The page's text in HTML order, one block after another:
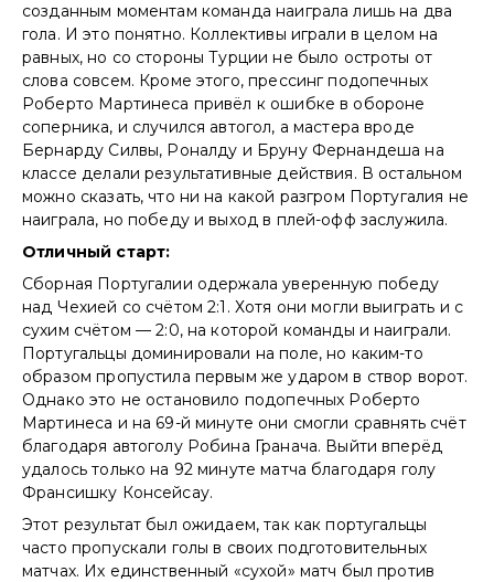
созданным моментам команда наиграла лишь на два
гола. И это понятно. Коллективы играли в целом на
равных, но со стороны Турции не было остроты от
слова совсем. Кроме этого, прессинг подопечных
Роберто Мартинеса привёл к ошибке в обороне
соперника, и случился автогол, а мастера вроде
Бернарду Силвы, Роналду и Бруну Фернандеша на
классе делали результативные действия. В остальном
можно сказать, что ни на какой разгром Португалия не
наиграла, но победу и выход в плей-офф заслужила.
Отличный старт:
Сборная Португалии одержала уверенную победу
над Чехией со счётом 2:1. Хотя они могли выиграть и с
сухим счётом — 2:0, на которой команды и наиграли.
Португальцы доминировали на поле, но каким-то
образом пропустила первым же ударом в створ ворот.
Однако это не остановило подопечных Роберто
Мартинеса и на 69-й минуте они смогли сравнять счёт
благодаря автоголу Робина Гранача. Выйти вперёд
удалось только на 92 минуте матча благодаря голу
Франсишку Консейсау.
Этот результат был ожидаем, так как португальцы
часто пропускали голы в своих подготовительных
матчах. Их единственный «сухой» матч был против